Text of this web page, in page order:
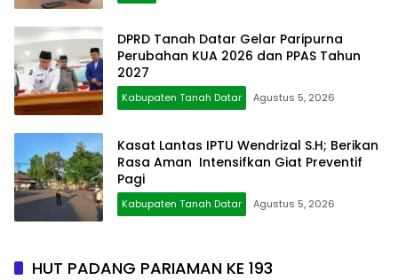
DPRD Tanah Datar Gelar Paripurna
Perubahan KUA 2026 dan PPAS Tahun
2027
Kabupaten Tanah Datar Agustus 5, 2026
Kasat Lantas IPTU Wendrizal S.H; Berikan
Rasa Aman Intensifkan Giat Preventif
Pagi
Kabupaten Tanah Datar Agustus 5, 2026
HUT PADANG PARIAMAN KE 193